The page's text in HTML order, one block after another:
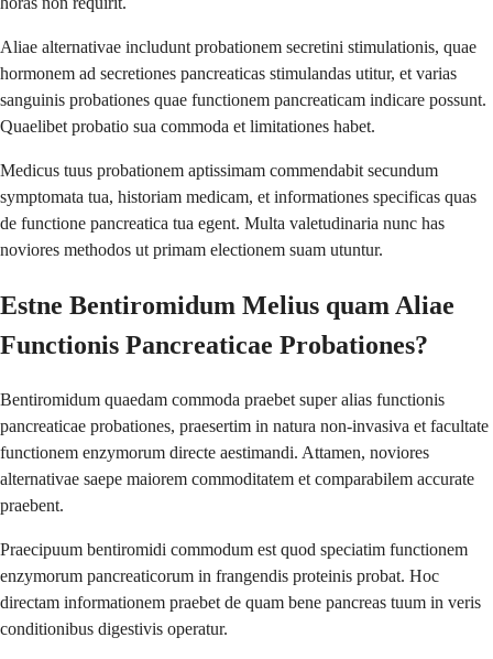
Aliae alternativae includunt probationem secretini stimulationis, quae
hormonem ad secretiones pancreaticas stimulandas utitur, et varias
sanguinis probationes quae functionem pancreaticam indicare possunt.
Quaelibet probatio sua commoda et limitationes habet.
Medicus tuus probationem aptissimam commendabit secundum
symptomata tua, historiam medicam, et informationes specificas quas
de functione pancreatica tua egent. Multa valetudinaria nunc has
noviores methodos ut primam electionem suam utuntur.
Estne Bentiromidum Melius quam Aliae
Functionis Pancreaticae Probationes?
Bentiromidum quaedam commoda praebet super alias functionis
pancreaticae probationes, praesertim in natura non-invasiva et facultate
functionem enzymorum directe aestimandi. Attamen, noviores
alternativae saepe maiorem commoditatem et comparabilem accurate
praebent.
Praecipuum bentiromidi commodum est quod speciatim functionem
enzymorum pancreaticorum in frangendis proteinis probat. Hoc
directam informationem praebet de quam bene pancreas tuum in veris
conditionibus digestivis operatur.